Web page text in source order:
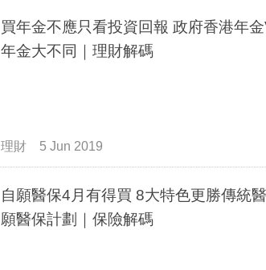
買年金不應只看投資回報 政府香港年
年金大不同｜理財解碼
理財 5 Jun 2019
自願醫保4月有得買 8大特色更勝傳統
願醫保計劃｜保險解碼